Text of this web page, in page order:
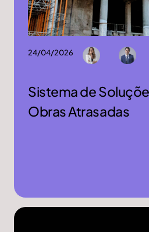
24/04/2026
Sistema de
Obras Atrasadas